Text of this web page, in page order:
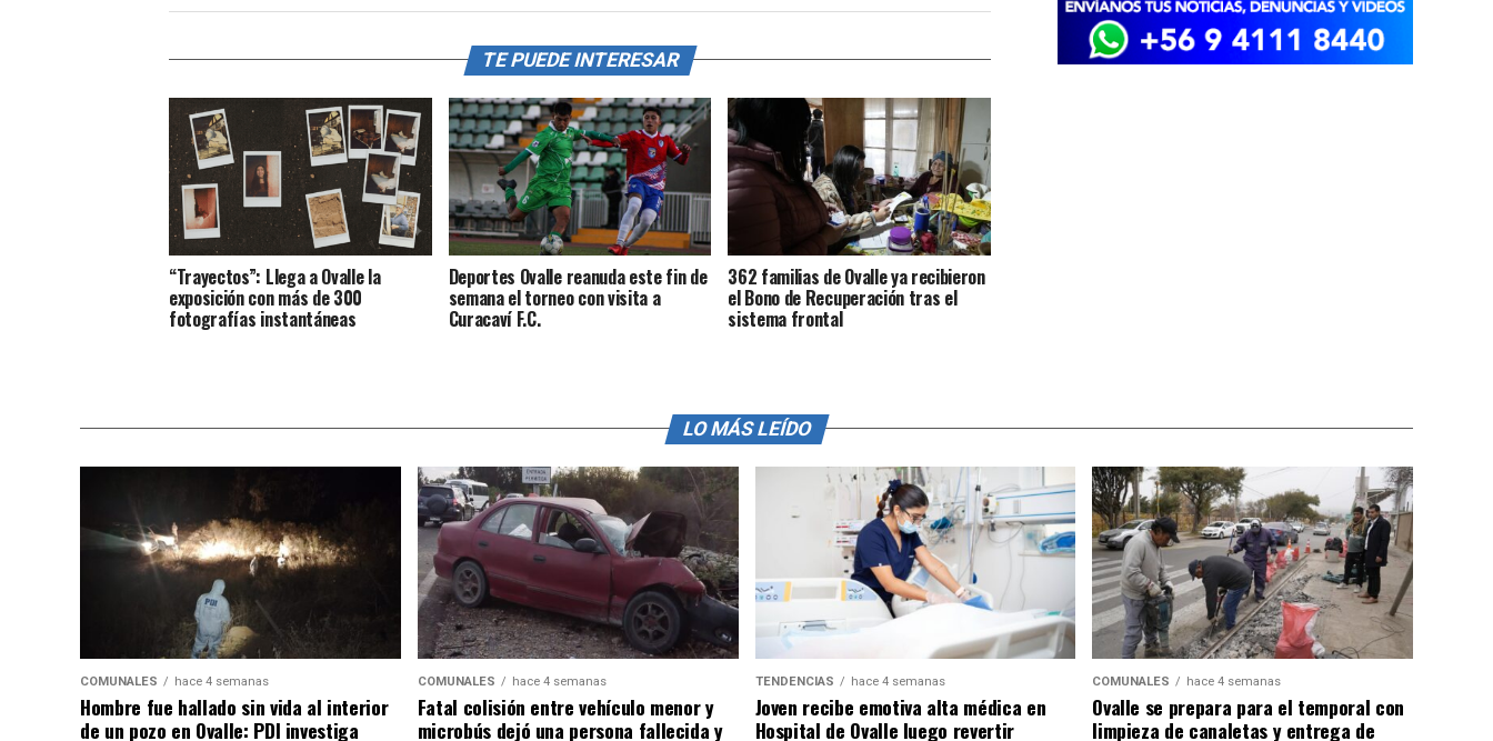
TE PUEDE INTERESAR
“Trayectos”: Llega a Ovalle la
exposición con más de 300
fotografías instantáneas
Deportes Ovalle reanuda este fin de
semana el torneo con visita a
Curacaví F.C.
362 familias de Ovalle ya recibieron
el Bono de Recuperación tras el
sistema frontal
LO MÁS LEÍDO
COMUNALES hace 4 semanas
Hombre fue hallado sin vida al interior
de un pozo en Ovalle: PDI investiga
COMUNALES hace 4 semanas
Fatal colisión entre vehículo menor y
microbús dejó una persona fallecida y
TENDENCIAS hace 4 semanas
Joven recibe emotiva alta médica en
Hospital de Ovalle luego revertir
COMUNALES hace 4 semanas
Ovalle se prepara para el temporal con
limpieza de canaletas y entrega de